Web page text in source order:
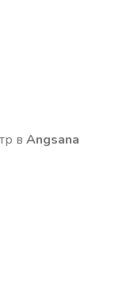
в Angsana